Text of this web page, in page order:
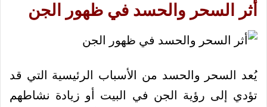
أثر السحر والحسد في ظهور الجن
يُعد السحر والحسد من الأسباب الرئيسية التي قد
تؤدي إلى رؤية الجن في البيت أو زيادة نشاطهم